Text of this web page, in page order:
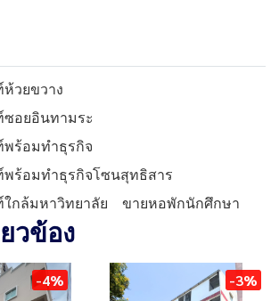
วยขวาง
ซอยอินทามระ
พร้อมทำธุรกิจ
พร้อมทำธุรกิจโซนสุทธิสาร
กล้มหาวิทยาลัย
ขายหอพักนักศึกษา
วข้อง
-4% -3%